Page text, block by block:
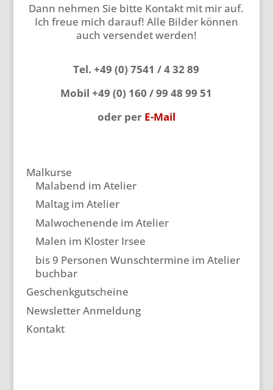
Dann nehmen Sie bitte Kontakt mit mir auf.
Ich freue mich darauf! Alle Bilder können
auch versendet werden!
Tel. +49 (0) 7541 / 4 32 89
Mobil +49 (0) 160 / 99 48 99 51
oder per E-Mail
Malkurse
Malabend im Atelier
Maltag im Atelier
Malwochenende im Atelier
Malen im Kloster Irsee
bis 9 Personen Wunschtermine im Atelier
buchbar
Geschenkgutscheine
Newsletter Anmeldung
Kontakt